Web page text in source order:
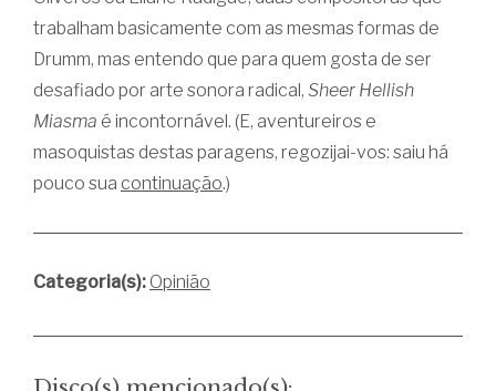
trabalham basicamente com as mesmas formas de
Drumm, mas entendo que para quem gosta de ser
desafiado por arte sonora radical, Sheer Hellish
Miasma é incontornável. (E, aventureiros e
masoquistas destas paragens, regozijai-vos: saiu há
pouco sua continuação.)
Categoria(s): Opinião